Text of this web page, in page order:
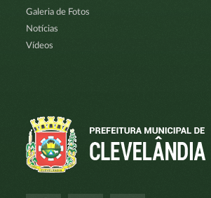
Galeria de Fotos
Notícias
Vídeos